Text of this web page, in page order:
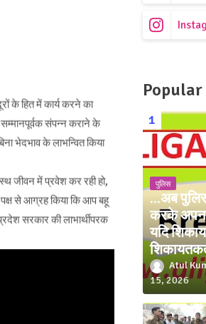
के हित में कार्य करने का
सम्मानपूर्वक संपन्न कराने के
भेदभाव के लाभन्वित किया
जीवन में प्रवेश कर रही हो,
पक्ष से आग्रह किया कि आप बहू
सरकार की लाभार्थीपरक
Popular
पुलिस
...अब
करके
यदि
Atul
15, 2026